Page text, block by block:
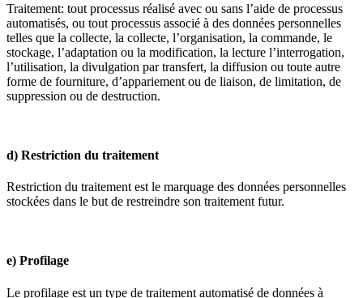
Traitement: tout processus réalisé avec ou sans l’aide de processus
automatisés, ou tout processus associé à des données personnelles
telles que la collecte, la collecte, l’organisation, la commande, le
stockage, l’adaptation ou la modification, la lecture l’interrogation,
l’utilisation, la divulgation par transfert, la diffusion ou toute autre
forme de fourniture, d’appariement ou de liaison, de limitation, de
suppression ou de destruction.
d) Restriction du traitement
Restriction du traitement est le marquage des données personnelles
stockées dans le but de restreindre son traitement futur.
e) Profilage
Le profilage est un type de traitement automatisé de données à